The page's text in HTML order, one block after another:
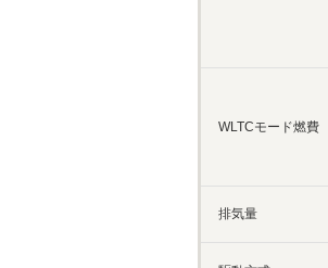
WLTCモード燃費
排気量